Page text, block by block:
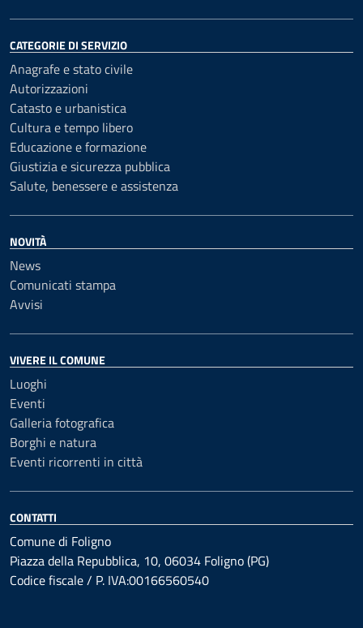
CATEGORIE DI SERVIZIO
Anagrafe e stato civile
Autorizzazioni
Catasto e urbanistica
Cultura e tempo libero
Educazione e formazione
Giustizia e sicurezza pubblica
Salute, benessere e assistenza
NOVITÀ
News
Comunicati stampa
Avvisi
VIVERE IL COMUNE
Luoghi
Eventi
Galleria fotografica
Borghi e natura
Eventi ricorrenti in città
CONTATTI
Comune di Foligno
Piazza della Repubblica, 10, 06034 Foligno (PG)
Codice fiscale / P. IVA:00166560540